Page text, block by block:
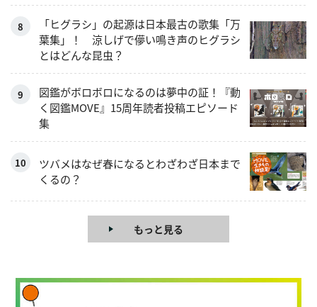
「ヒグラシ」の起源は日本最古の歌集「万
葉集」！ 涼しげで儚い鳴き声のヒグラシ
とはどんな昆虫？
図鑑がボロボロになるのは夢中の証！『動
く図鑑MOVE』15周年読者投稿エピソード
集
ツバメはなぜ春になるとわざわざ日本まで
くるの？
もっと見る